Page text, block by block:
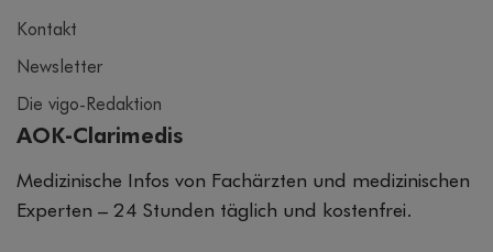
Kontakt
Newsletter
Die vigo-Redaktion
AOK-Clarimedis
Medizinische Infos von Fachärzten und medizinischen
Experten – 24 Stunden täglich und kostenfrei.